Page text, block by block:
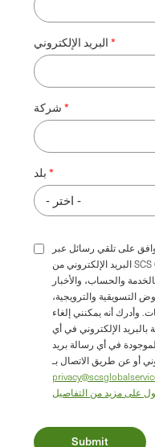
البريد الإلكتروني
شركة
بلد
على تلقي رسائل عبر
البريد الإلكتروني من SCS Global Services. وقد تشمل هذه
والحساب، والأخبار
التسويقية والترويجية،
وأدرك أنه يمكنني إلغاء
بالبريد الإلكتروني في أي
في أي رسالة بريد
أو عن طريق الاتصال بـ
على مزيد من التفاصيل